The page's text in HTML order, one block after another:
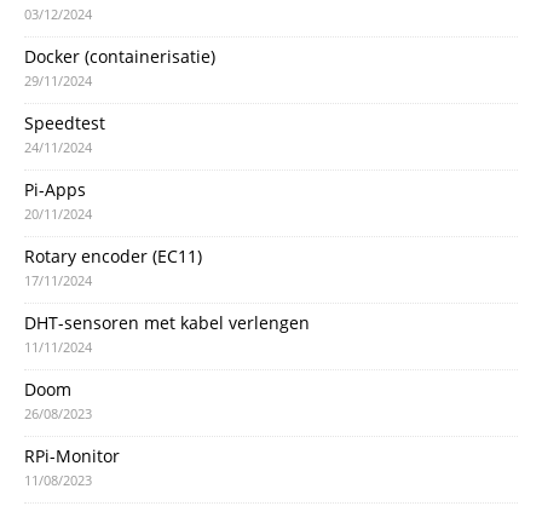
03/12/2024
Docker (containerisatie)
29/11/2024
Speedtest
24/11/2024
Pi-Apps
20/11/2024
Rotary encoder (EC11)
17/11/2024
DHT-sensoren met kabel verlengen
11/11/2024
Doom
26/08/2023
RPi-Monitor
11/08/2023